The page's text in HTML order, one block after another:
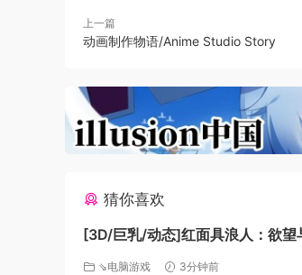
的英雄与反派一起打造完美的社区
上一篇
动画制作物语/Anime Studio Story
猜你喜欢
[3D/巨乳/动态]红面具浪人：欲
Ronin: Desires and Shadows 官
⇘电脑游戏 3分钟前